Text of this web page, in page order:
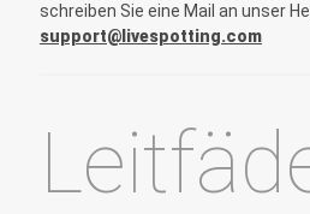
schreiben Sie eine Mail an unser
support@livespotting.com